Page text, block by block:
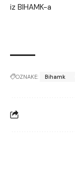
iz BIHAMK-a
OZNAKE: Bihamk